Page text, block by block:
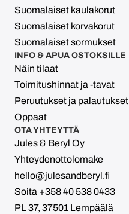
Suomalaiset kaulakorut
Suomalaiset korvakorut
Suomalaiset sormukset
INFO & APUA OSTOKSILLE
Näin tilaat
Toimitushinnat ja -tavat
Peruutukset ja palautukset
Oppaat
OTA YHTEYTTÄ
Jules & Beryl Oy
Yhteydenottolomake
hello@julesandberyl.fi
Soita +358 40 538 0433
PL 37, 37501 Lempäälä